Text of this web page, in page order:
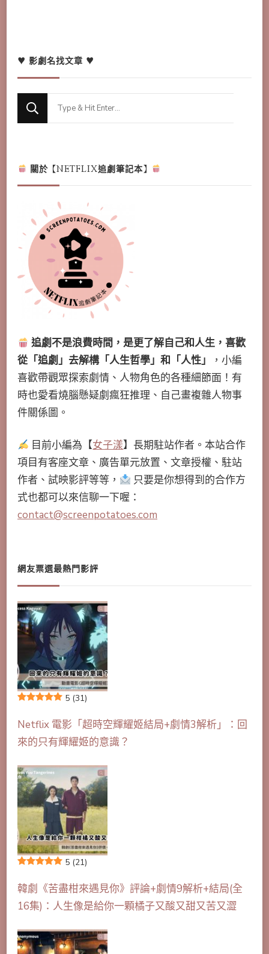
♥ 影劇名找文章 ♥
Looking
關於【NETFLIX追劇筆記本】
追劇不是浪費時間，是更了解自己和人生，喜歡
從「追劇」去解構「人生哲學」和「人性」
，小編
喜歡帶觀眾探索劇情、人物角色的各種細節面！有
時也愛看燒腦懸疑劇瘋狂推理、自己畫複雜人物事
件關係圖。
目前小編為【女子漾】長期駐站作者。本站合作
項目有客座文章、廣告單元放置、文章授權、駐站
作者、試映影評等等，
只要是你想得到的合作方
式也都可以來信聊一下喔：
contact@screenpotatoes.com
網友票選最熱門影評
5 (31)
Netflix 電影「超時空輝耀姬結局+劇情3解析」：回
來的只有輝耀姬的意識？
5 (21)
韓劇《苦盡柑來遇見你》評論+劇情9解析+結局(全
16集)：人生像是給你一顆橘子又酸又甜又苦又澀